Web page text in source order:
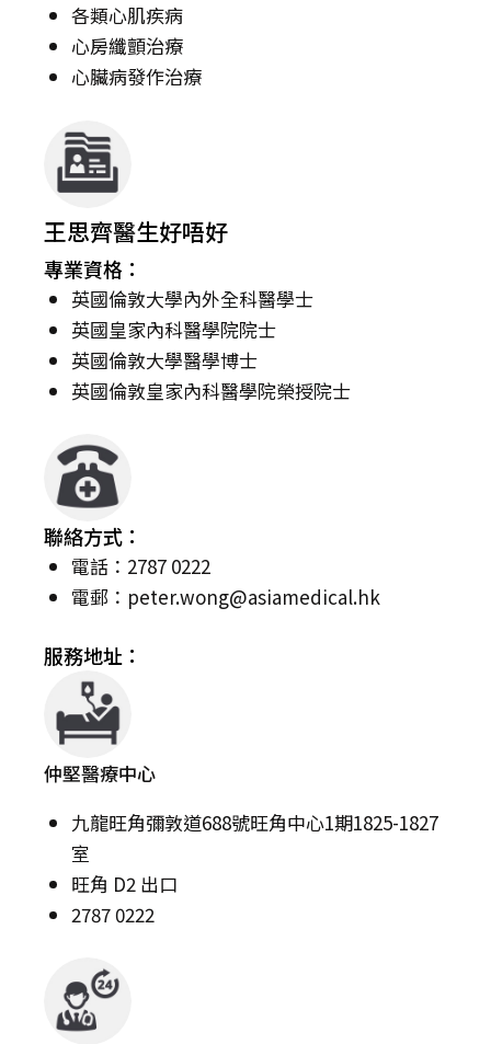
各類心肌疾病
心房纖顫治療
心臟病發作治療
王思齊醫生好唔好
專業資格：
英國倫敦大學內外全科醫學士
英國皇家內科醫學院院士
英國倫敦大學醫學博士
英國倫敦皇家內科醫學院榮授院士
聯絡方式：
電話：2787 0222
電郵： peter.wong@asiamedical.hk
服務地址：
仲堅醫療中心
九龍旺角彌敦道688號旺角中心1期1825-1827
室
旺角 D2 出口
2787 0222